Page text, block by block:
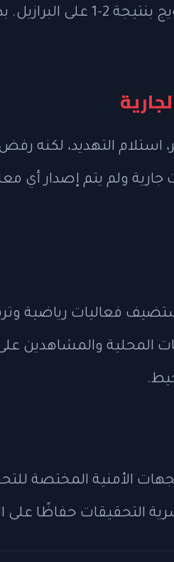
أقيمت مساء الأحد، والتي انتهت بفوز
التهديد، لكنه
جارية ولم يتم إصدار أي
فعاليات رياضية
المحلية والمشاهدين
الأمنية المختصة
التحقيقات حفاظًا على